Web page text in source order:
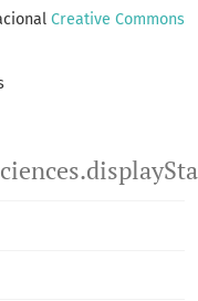
Creative Commons